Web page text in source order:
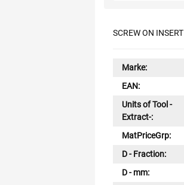
SCREW ON INSERT
Marke:
EAN:
Units of Tool -
Extract-:
MatPriceGrp:
D - Fraction:
D - mm: